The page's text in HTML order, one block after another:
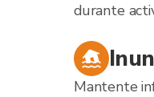
durante
Mantente